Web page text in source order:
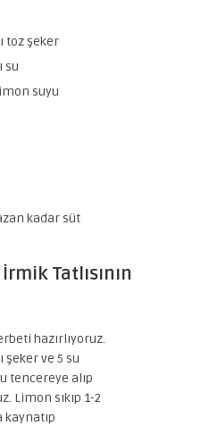
toz şeker
su
suyu
kadar süt
Tatlısının
hazırlıyoruz.
şeker ve 5 su
tencereye alıp
Limon sıkıp 1-2
kaynatıp